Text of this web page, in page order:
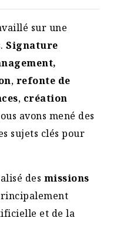
sur une
Signature
, refonte de
, création
avons mené des
sujets clés pour
des missions
et de la